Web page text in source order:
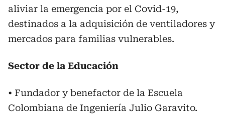
aliviar la emergencia por el Covid-19,
destinados a la adquisición de ventiladores y
mercados para familias vulnerables.
Sector de la Educación
• Fundador y benefactor de la Escuela
Colombiana de Ingeniería Julio Garavito.